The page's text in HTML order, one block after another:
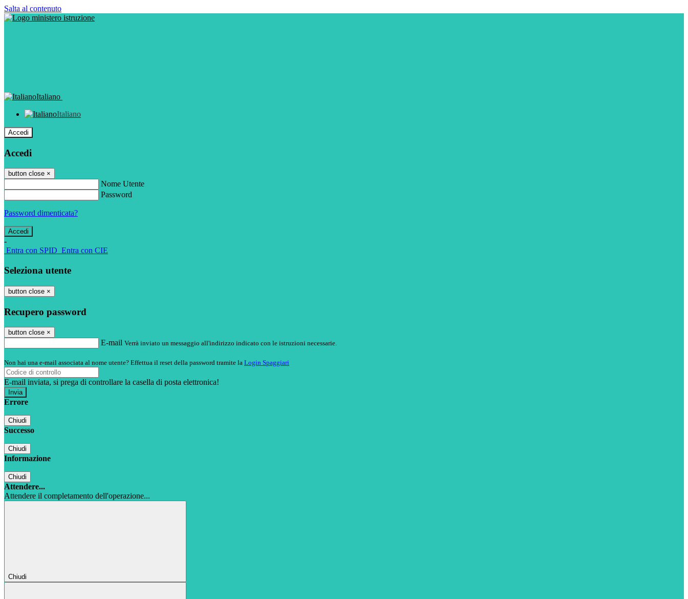
Salta al contenuto
Italiano
Italiano
Accedi
Accedi
button close ×
Nome Utente
Password
Password dimenticata?
-
Entra con SPID Entra con CIE
Seleziona utente
button close ×
Recupero password
button close ×
E-mail Verrà inviato un messaggio all'indirizzo indicato con le istruzioni necessarie.
Non hai una e-mail associata al nome utente? Effettua il reset della password tramite la Login Spaggiari
E-mail inviata, si prega di controllare la casella di posta elettronica!
Errore
Chiudi
Successo
Chiudi
Informazione
Chiudi
Attendere...
Attendere il completamento dell'operazione...
Chiudi